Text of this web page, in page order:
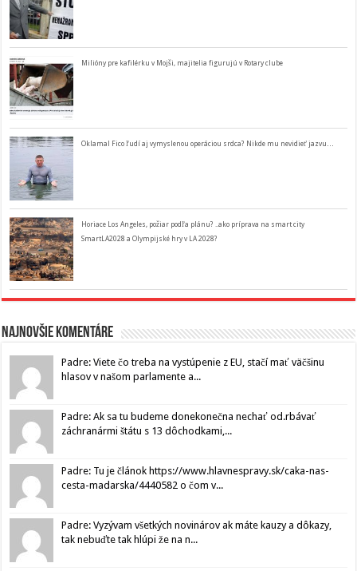
Milióny pre kafilérku v Mojši, majitelia figurujú v Rotary clube
Oklamal Fico ľudí aj vymyslenou operáciou srdca? Nikde mu nevidieť jazvu…
Horiace Los Angeles, požiar podľa plánu? ..ako príprava na smart city
SmartLA2028 a Olympijské hry v LA 2028?
Najnovšie komentáre
Padre: Viete čo treba na vystúpenie z EU, stačí mať väčšinu
hlasov v našom parlamente a...
Padre: Ak sa tu budeme donekonečna nechať od.rbávať
záchranármi štátu s 13 dôchodkami,...
Padre: Tu je článok https://www.hlavnespravy.sk/caka-nas-
cesta-madarska/4440582 o čom v...
Padre: Vyzývam všetkých novinárov ak máte kauzy a dôkazy,
tak nebuďte tak hlúpi že na n...